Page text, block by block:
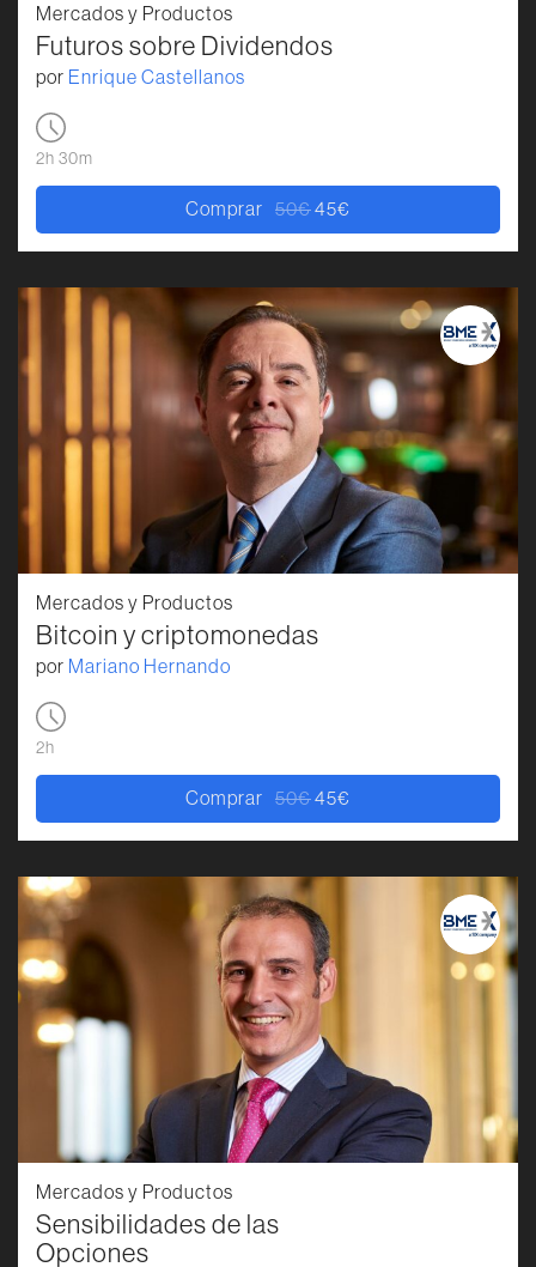
Mercados y Productos
Futuros sobre Dividendos
por Enrique Castellanos
2h 30m
Comprar 50€
El precio original era: 50€.
45€
El precio actual es: 45€.
Mercados y Productos
Bitcoin y criptomonedas
por Mariano Hernando
2h
Comprar 50€
El precio original era: 50€.
45€
El precio actual es: 45€.
Mercados y Productos
Sensibilidades de las
Opciones